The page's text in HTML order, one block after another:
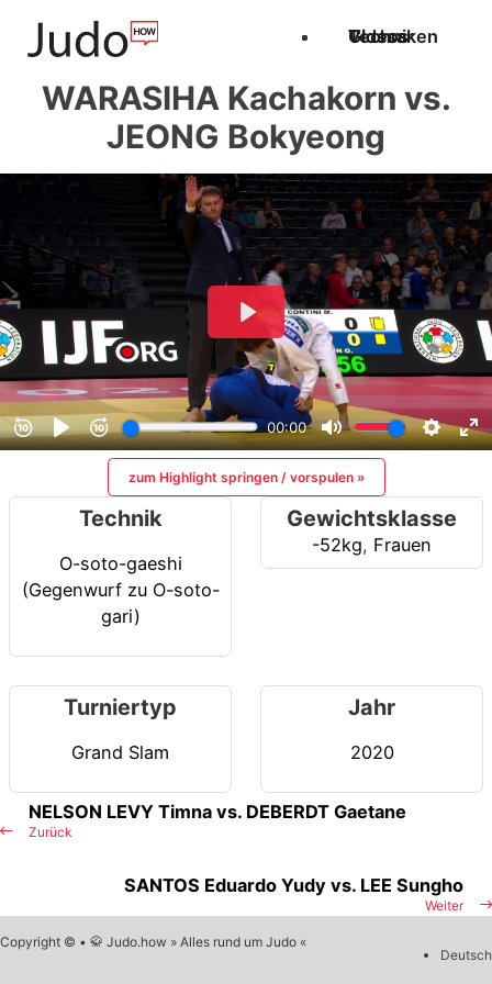
Techniken
Videos
Glossar
WARASIHA Kachakorn vs.
JEONG Bokyeong
zum Highlight springen / vorspulen »
Technik
O-soto-gaeshi
(Gegenwurf zu O-soto-
gari)
Gewichtsklasse
-52kg, Frauen
Turniertyp
Grand Slam
Jahr
2020
Zurück
NELSON LEVY Timna vs. DEBERDT Gaetane
Weiter
SANTOS Eduardo Yudy vs. LEE Sungho
Copyright © • 🥋 Judo.how » Alles rund um Judo «
Deutsch